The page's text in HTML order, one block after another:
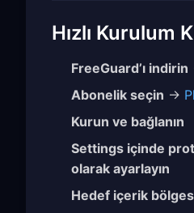
Hızlı Kurulum
FreeGuard’ı indirin
Abonelik seçin →
Kurun ve bağlanın
Settings içinde
olarak ayarlayın
Hedef içerik